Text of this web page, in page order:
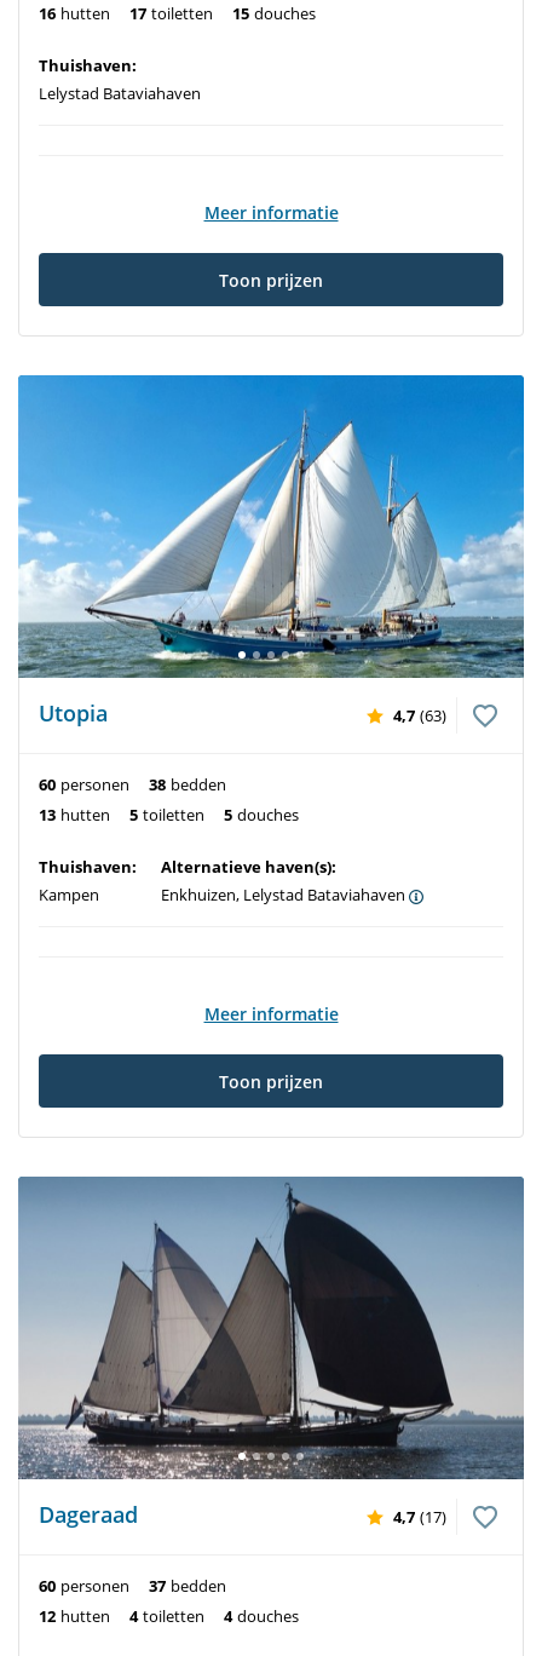
16 hutten 17 toiletten 15 douches
Thuishaven:
Lelystad Bataviahaven
Meer informatie
Toon prijzen
Utopia 4,7 (63)
60 personen 38 bedden
13 hutten 5 toiletten 5 douches
Thuishaven:
Kampen
Alternatieve haven(s):
Enkhuizen, Lelystad Bataviahaven
Meer informatie
Toon prijzen
Dageraad 4,7 (17)
60 personen 37 bedden
12 hutten 4 toiletten 4 douches